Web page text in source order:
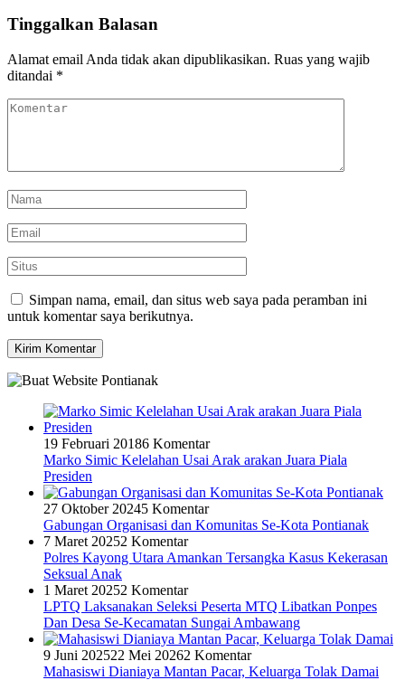
Tinggalkan Balasan
Alamat email Anda tidak akan dipublikasikan. Ruas yang wajib
ditandai *
Simpan nama, email, dan situs web saya pada peramban ini
untuk komentar saya berikutnya.
19 Februari 20186 Komentar
Marko Simic Kelelahan Usai Arak arakan Juara Piala
Presiden
27 Oktober 20245 Komentar
Gabungan Organisasi dan Komunitas Se-Kota Pontianak
7 Maret 20252 Komentar
Polres Kayong Utara Amankan Tersangka Kasus Kekerasan
Seksual Anak
1 Maret 20252 Komentar
LPTQ Laksanakan Seleksi Peserta MTQ Libatkan Ponpes
Dan Desa Se-Kecamatan Sungai Ambawang
9 Juni 202522 Mei 20262 Komentar
Mahasiswi Dianiaya Mantan Pacar, Keluarga Tolak Damai